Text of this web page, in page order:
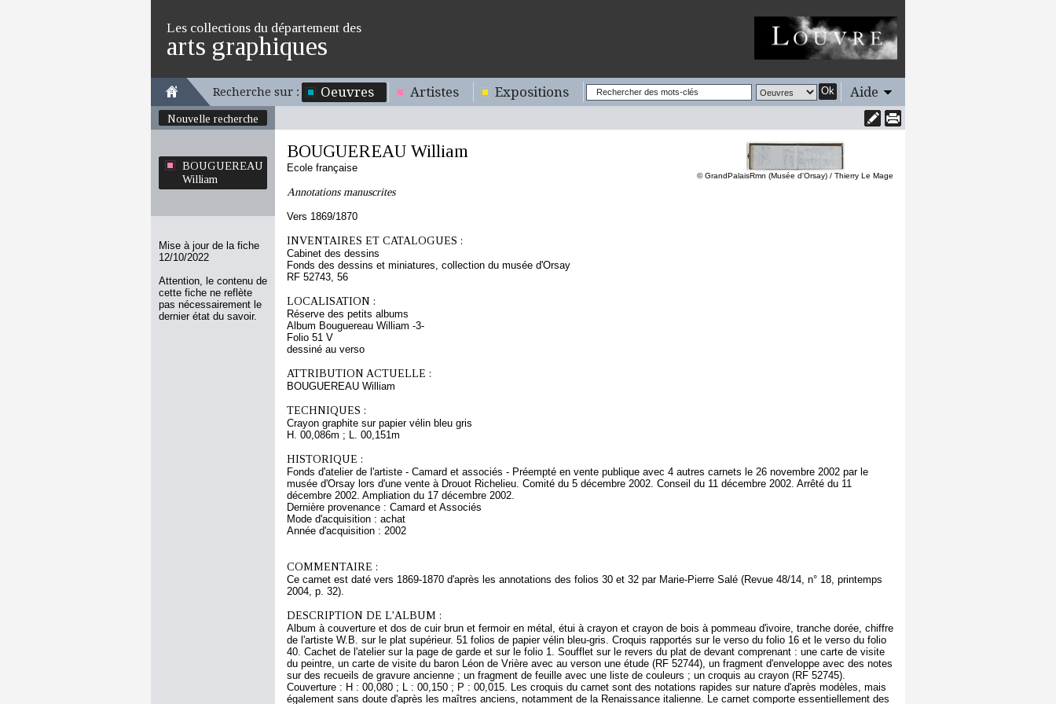
Les collections du département des
arts graphiques
Recherche sur : Oeuvres Artistes Expositions Ok Aide
Nouvelle recherche
BOUGUEREAU
William
Mise à jour de la fiche
12/10/2022
Attention, le contenu de
cette fiche ne reflète
pas nécessairement le
dernier état du savoir.
© GrandPalaisRmn (Musée d'Orsay) / Thierry Le Mage
BOUGUEREAU William
Ecole française
Annotations manuscrites
Vers 1869/1870
INVENTAIRES ET CATALOGUES :
Cabinet des dessins
Fonds des dessins et miniatures, collection du musée d'Orsay
RF 52743, 56
LOCALISATION :
Réserve des petits albums
Album Bouguereau William -3-
Folio 51 V
dessiné au verso
ATTRIBUTION ACTUELLE :
BOUGUEREAU William
TECHNIQUES :
Crayon graphite sur papier vélin bleu gris
H. 00,086m ; L. 00,151m
HISTORIQUE :
Fonds d'atelier de l'artiste - Camard et associés - Préempté en vente publique avec 4 autres carnets le 26 novembre 2002 par le
musée d'Orsay lors d'une vente à Drouot Richelieu. Comité du 5 décembre 2002. Conseil du 11 décembre 2002. Arrêté du 11
décembre 2002. Ampliation du 17 décembre 2002.
Dernière provenance : Camard et Associés
Mode d'acquisition : achat
Année d'acquisition : 2002
COMMENTAIRE :
Ce carnet est daté vers 1869-1870 d'après les annotations des folios 30 et 32 par Marie-Pierre Salé (Revue 48/14, n° 18, printemps
2004, p. 32).
DESCRIPTION DE L'ALBUM :
Album à couverture et dos de cuir brun et fermoir en métal, étui à crayon et crayon de bois à pommeau d'ivoire, tranche dorée, chiffre
de l'artiste W.B. sur le plat supérieur. 51 folios de papier vélin bleu-gris. Croquis rapportés sur le verso du folio 16 et le verso du folio
40. Cachet de l'atelier sur la page de garde et sur le folio 1. Soufflet sur le revers du plat de devant comprenant : une carte de visite
du peintre, un carte de visite du baron Léon de Vrière avec au verson une étude (RF 52744), un fragment d'enveloppe avec des notes
sur des recueils de gravure ancienne ; un fragment de feuille avec une liste de couleurs ; un croquis au crayon (RF 52745).
Couverture : H : 00,080 ; L : 00,150 ; P : 00,015. Les croquis du carnet sont des notations rapides sur nature d'après modèles, mais
également sans doute d'après les maîtres anciens, notamment de la Renaissance italienne. Le carnet comporte essentiellement des